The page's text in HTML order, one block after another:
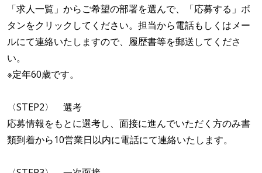
「求人一覧」からご希望の部署を選んで、「応募する」ボ
タンをクリックしてください。担当から電話もしくはメー
ルにて連絡いたしますので、履歴書等を郵送してくださ
い。
※定年60歳です。
〈STEP2〉 選考
応募情報をもとに選考し、面接に進んでいただく方のみ書
類到着から10営業日以内に電話にて連絡いたします。